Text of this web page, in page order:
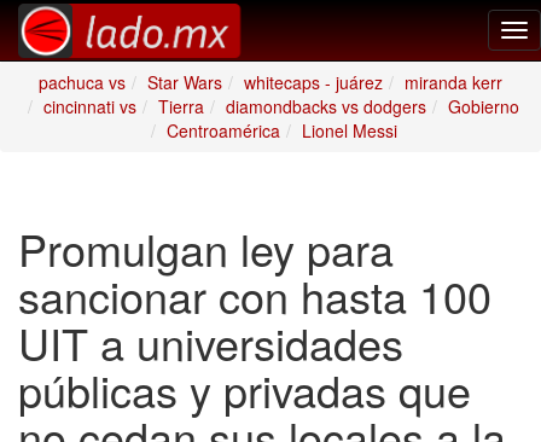
pachuca vs
Star Wars whitecaps - juárez
miranda kerr
cincinnati vs
Tierra diamondbacks vs dodgers
Gobierno
Centroamérica
Lionel Messi
Promulgan ley para
sancionar con hasta 100
UIT a universidades
públicas y privadas que